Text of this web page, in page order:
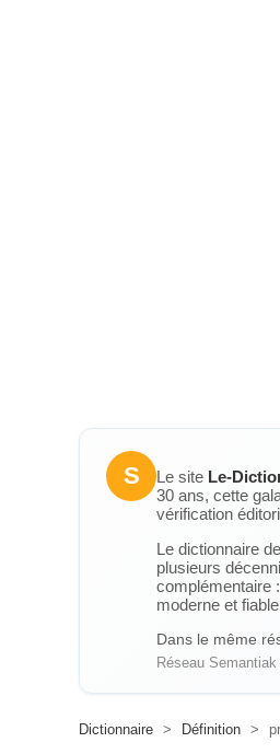
S Le site Le-
30 ans, cette
vérification
Le dictionnaire
plusieurs
complémentaire
moderne et
Dans le même
Réseau
Dictionnaire > Définition >